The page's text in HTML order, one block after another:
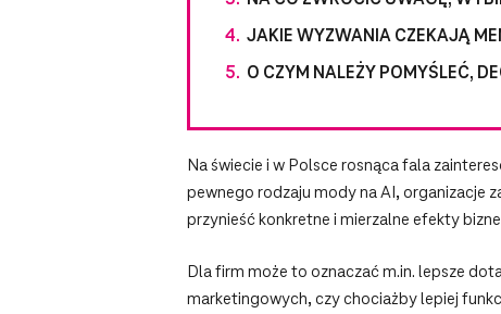
JAKIE WYZWANIA CZEKAJĄ
O CZYM NALEŻY POMYŚLEĆ,
Na świecie i w Polsce rosnąca fala
pewnego rodzaju mody na AI, organizacje
przynieść konkretne i mierzalne efekty
Dla firm może to oznaczać m.in. lepsze
marketingowych, czy chociażby lepiej